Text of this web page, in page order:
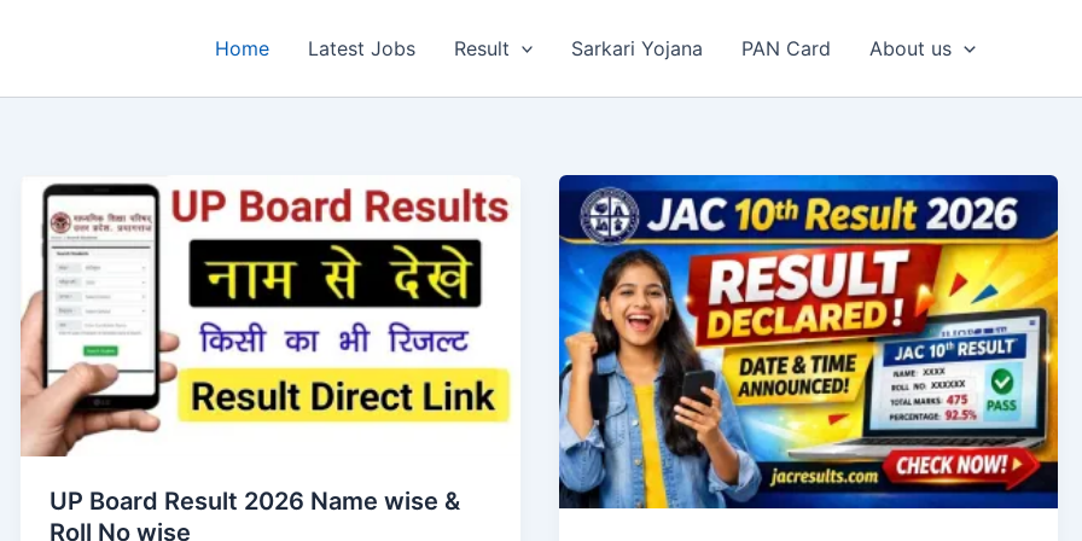
Home Latest Jobs Result Sarkari Yojana PAN Card About us
UP Board Result 2026 Name wise &
Roll No wise